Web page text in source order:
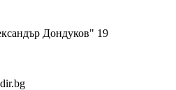
Дондуков" 19